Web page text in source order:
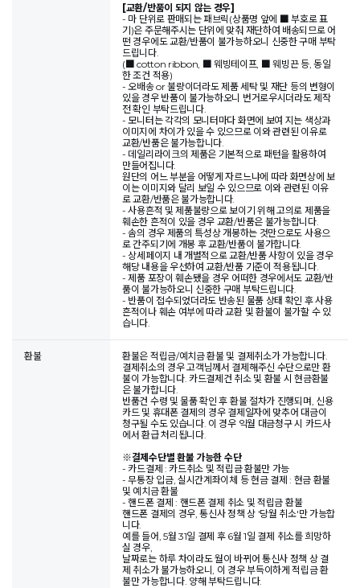
[교환/반품이 되지 않는 경우]
- 마 단위로 판매되는 패브릭(상품명 앞에 ■ 부호로 표
기)은 주문해주시는 단위에 맞춰 재단하여 배송되므로 어
떤 경우에도 교환/반품이 불가능하오니 신중한 구매 부탁
드립니다.
(■ cotton ribbon, ■ 웨빙테이프, ■ 웨빙끈 등, 동일
한 조건 적용)
- 오배송 or 불량이더라도 제품 세탁 및 재단 등의 변형이
있을 경우 반품이 불가능하오니 번거로우시더라도 제작
전 확인 부탁드립니다.
- 모니터는 각각의 모니터마다 화면에 보여 지는 색상과
이미지에 차이가 있을 수 있으므로 이와 관련된 이유로
교환/반품은 불가능합니다.
- 데일리라이크의 제품은 기본적으로 패턴을 활용하여
만들어집니다.
원단의 어느 부분을 어떻게 자르느냐에 따라 화면상에 보
이는 이미지와 달리 보일 수 있으므로 이와 관련된 이유
로 교환/반품은 불가능합니다.
- 사용흔적 및 제품불량으로 보이기 위해 고의로 제품을
훼손한 흔적이 있을 경우 교환/반품은 불가능합니다.
- 솜의 경우 제품의 특성상 개봉하는 것만으로도 사용으
로 간주되기에 개봉 후 교환/반품이 불가합니다.
- 상세페이지 내 개별적으로 교환/반품 사항이 있을 경우
해당 내용을 우선하여 교환/반품 기준이 적용됩니다.
- 제품 포장이 훼손됐을 경우 어떠한 경우에서도 교환/반
품이 불가능하오니 신중한 구매 부탁드립니다.
- 반품이 접수되었더라도 반송된 물품 상태 확인 후 사용
흔적이나 훼손 여부에 따라 교환 및 환불이 불가할 수 있
습니다.
환불
환불은 적립금/예치금 환불 및 결제취소가 가능합니다.
결제취소의 경우 고객님께서 결제해주신 수단으로만 환
불이 가능합니다. 카드결제건 취소 및 환불 시 현금환불
은 불가합니다.
반품건 수령 및 물품 확인 후 환불 절차가 진행되며, 신용
카드 및 휴대폰 결제의 경우 결제일자에 맞추어 대금이
청구될 수도 있습니다. 이 경우 익월 대금청구 시 카드사
에서 환급 처리됩니다.
※결제수단별 환불 가능한 수단
- 카드결제 : 카드취소 및 적립금 환불만 가능
- 무통장 입금, 실시간계좌이체 등 현금 결제 : 현금 환불
및 예치금 환불
- 핸드폰 결제 : 핸드폰 결제 취소 및 적립금 환불
핸드폰 결제의 경우, 통신사 정책 상 '당월 취소'만 가능합
니다.
예를 들어, 5월 31일 결제 후 6월 1일 결제 취소를 희망하
실 경우,
날짜로는 하루 차이라도 월이 바뀌어 통신사 정책 상 결
제 취소가 불가능하오니, 이 경우 부득이하게 적립금 환
불만 가능합니다. 양해 부탁드립니다.